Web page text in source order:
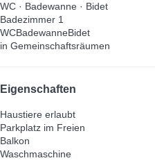
WC · Badewanne · Bidet
Badezimmer 1
WCBadewanneBidet
in Gemeinschaftsräumen
Eigenschaften
Haustiere erlaubt
Parkplatz im Freien
Balkon
Waschmaschine